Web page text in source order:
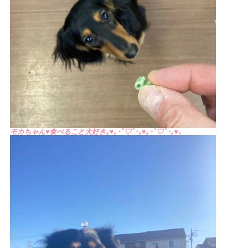
モカちゃん♥食べること大好き｡♥｡･ﾟ♡ﾟ･｡♥｡･ﾟ♡ﾟ･｡♥｡